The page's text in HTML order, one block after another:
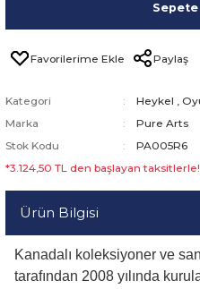
Sepete
Paylaş
Kategori Heykel ,
Marka
Pure Arts
Stok Kodu
PA005R6
*3.124,50 TL den başlayan
Ürün Bilgisi
Kanadalı koleksiyoner ve
tarafından 2008 yılında